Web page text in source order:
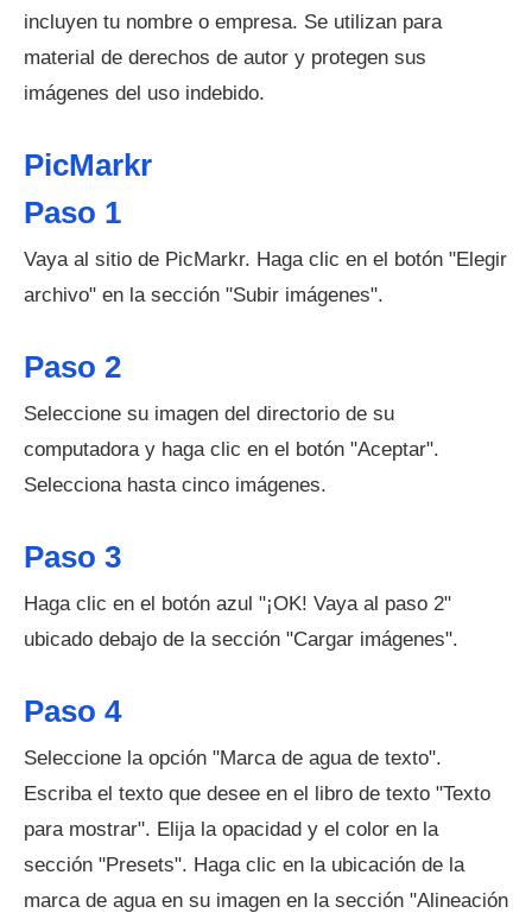
incluyen tu nombre o empresa. Se utilizan para
material de derechos de autor y protegen sus
imágenes del uso indebido.
PicMarkr
Paso 1
Vaya al sitio de PicMarkr. Haga clic en el botón "Elegir
archivo" en la sección "Subir imágenes".
Paso 2
Seleccione su imagen del directorio de su
computadora y haga clic en el botón "Aceptar".
Selecciona hasta cinco imágenes.
Paso 3
Haga clic en el botón azul "¡OK! Vaya al paso 2"
ubicado debajo de la sección "Cargar imágenes".
Paso 4
Seleccione la opción "Marca de agua de texto".
Escriba el texto que desee en el libro de texto "Texto
para mostrar". Elija la opacidad y el color en la
sección "Presets". Haga clic en la ubicación de la
marca de agua en su imagen en la sección "Alineación